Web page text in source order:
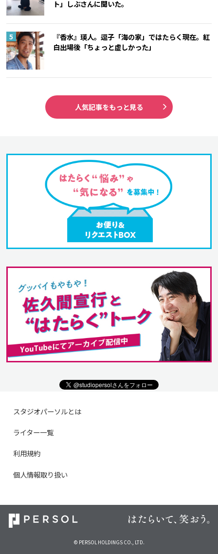
ト」しぶさんに聞いた。
『香水』瑛人。逗子「海の家」ではたらく現在。紅
白出場後「ちょっと虚しかった」
人気記事をもっと見る
スタジオパーソルとは
ライター一覧
利用規約
個人情報取り扱い
© PERSOL HOLDINGS CO., LTD.